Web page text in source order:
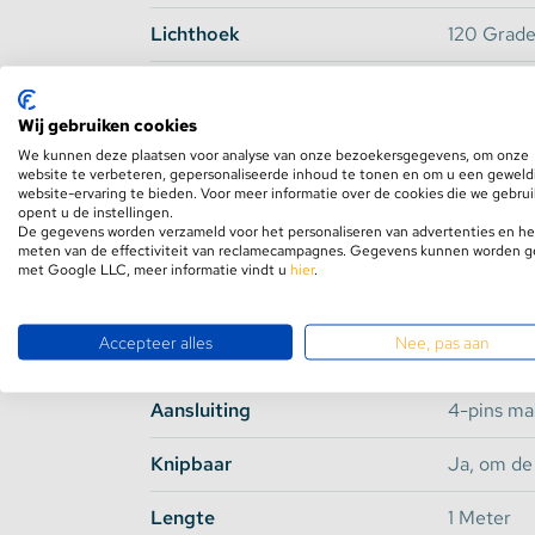
1 x RGB LED Strip in de door u gekozen
1 x Stroom adapter met het correcte
Welke afstandsbediening heb ik
U heeft de keuze uit een IR controller set of
De IR controller is een infrarood controller
om de kleur in te stellen.
DeMilight Smart LED controller setwerkt
controller en afstandsbediening werken op
richten op de controller. Deze werkt op een
binnenshuis.
Lichthoek 120
Dimbaar Ja
Branduren 50.000
Plakstrip Ja, 3M
Aansluiting 4-pins
Knipbaar Ja, om
Lengte 1 Meter
Wij gebruiken cookies
We kunnen deze plaatsen voor analyse van onze bezoekersgegevens, om onze
website te verbeteren, gepersonaliseerde inhoud te tonen en om u een
website-ervaring te bieden. Voor meer informatie over de cookies die we
opent u de instellingen.
De gegevens worden verzameld voor het personaliseren van advertenties en
meten van de effectiviteit van reclamecampagnes. Gegevens kunnen worden
met Google LLC, meer informatie vindt u hier.
Accepteer alles Nee, pas aan